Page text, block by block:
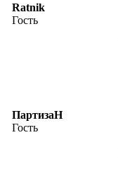
Ratnik
Гость
ПартизаН
Гость